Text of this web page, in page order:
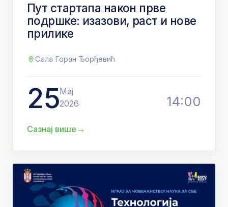
Пут стартапа након прве
подршке: изазови, раст и нове
прилике
Сала Горан Ђорђевић
25Мај
2026
14:00
Сазнај више →